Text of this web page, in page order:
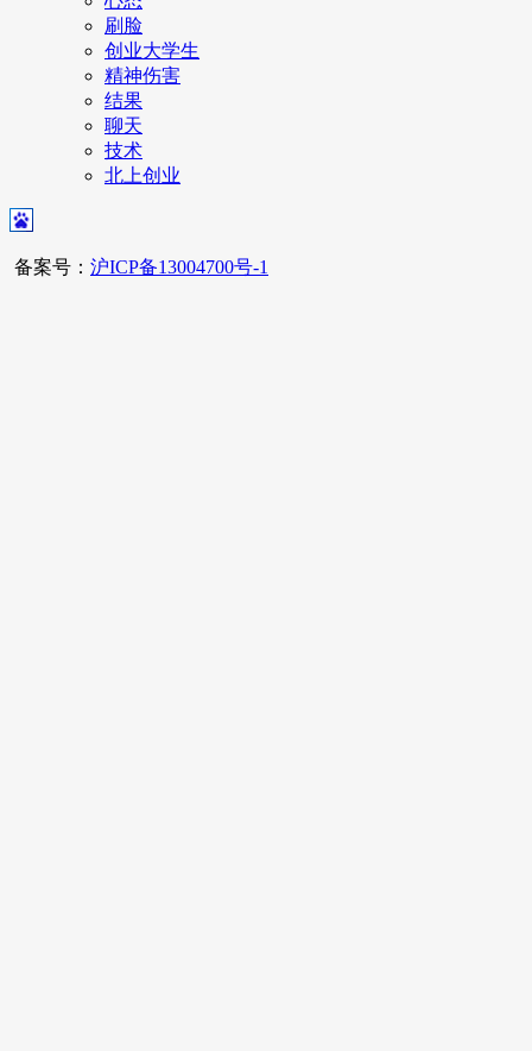
刷脸
创业大学生
精神伤害
结果
聊天
技术
北上创业
备案号： 沪ICP备13004700号-1